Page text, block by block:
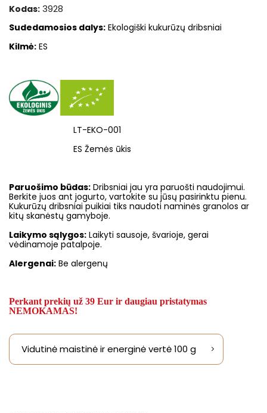
Kodas: 3928
Sudedamosios dalys: Ekologiški kukurūzų dribsniai
Kilmė: ES
LT-EKO-001
ES Žemės ūkis
Paruošimo būdas: Dribsniai jau yra paruošti naudojimui.
Berkite juos ant jogurto, vartokite su jūsų pasirinktu pienu.
Kukurūzų dribsniai puikiai tiks naudoti naminės granolos ar
kitų skanėstų gamyboje.
Laikymo sąlygos: Laikyti sausoje, švarioje, gerai
vėdinamoje patalpoje.
Alergenai: Be alergenų
Perkant prekių už 39 Eur ir daugiau pristatymas
NEMOKAMAS!
Vidutinė maistinė ir energinė vertė 100 g